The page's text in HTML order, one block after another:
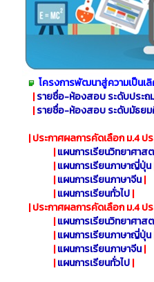
โครงการพัฒนาสู่ความเป็น
|รายชื่อ-ห้องสอบ ระดับประถ
|รายชื่อ-ห้องสอบ ระดับมัธย
| ประกาศผลการคัดเลือก ม.4 ปร
|แผนการเรียนวิทยาศา
|แผนการเรียนภาษาญี่ปุ่น
|แผนการเรียนภาษาจีน|
|แผนการเรียนทั่วไป|
| ประกาศผลการคัดเลือก ม.4 ป
|แผนการเรียนวิทยาศา
|แผนการเรียนภาษาญี่ปุ่น
|แผนการเรียนภาษาจีน|
|แผนการเรียนทั่วไป|